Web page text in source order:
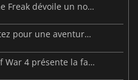
Beast of Reincarnation : Game Freak dévoile un nouveau pari
Big Walk est disponible : partez pour une aventure entre amis
Warhammer 40 000 : Dawn of War 4 présente la faction des Nécrons